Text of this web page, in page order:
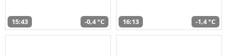
15:43 -0,4 °C 16:13 -1,4 °C